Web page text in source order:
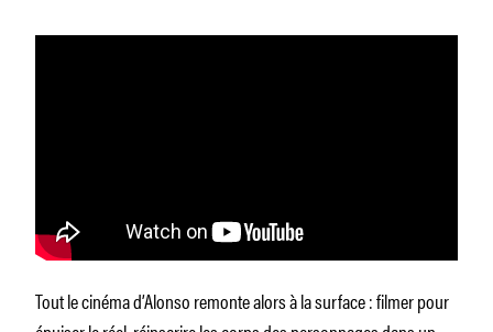
Tout le cinéma d’Alonso remonte alors à la surface : filmer pour